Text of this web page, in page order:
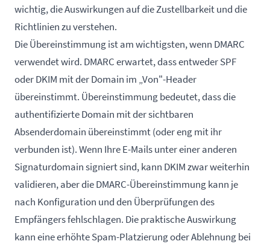
wichtig, die Auswirkungen auf die Zustellbarkeit und die
Richtlinien zu verstehen.
Die Übereinstimmung ist am wichtigsten, wenn DMARC
verwendet wird. DMARC erwartet, dass entweder SPF
oder DKIM mit der Domain im „Von"-Header
übereinstimmt. Übereinstimmung bedeutet, dass die
authentifizierte Domain mit der sichtbaren
Absenderdomain übereinstimmt (oder eng mit ihr
verbunden ist). Wenn Ihre E-Mails unter einer anderen
Signaturdomain signiert sind, kann DKIM zwar weiterhin
validieren, aber die DMARC-Übereinstimmung kann je
nach Konfiguration und den Überprüfungen des
Empfängers fehlschlagen. Die praktische Auswirkung
kann eine erhöhte Spam-Platzierung oder Ablehnung bei